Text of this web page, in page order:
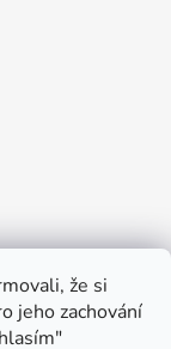
že si
jeho zachování
- od